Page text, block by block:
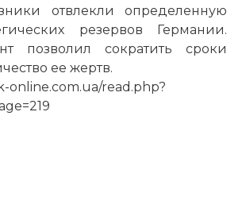
отвлекли определенную
резервов Германии.
позволил сократить сроки
ее жертв.
online.com.ua/read.php?